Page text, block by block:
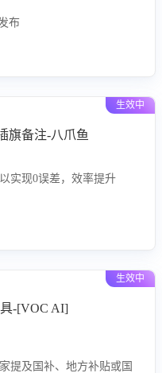
布
生效中
旗备注-八爪鱼
实现0误差，效率提升
生效中
-[VOC AI]
提及国补、地方补贴或国